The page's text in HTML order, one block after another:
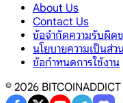
About Us
Contact Us
ข้อจำกัดความรับผิด
นโยบายความเป็นส่ว
ข้อกำหนดการใช้งาน
© 2026